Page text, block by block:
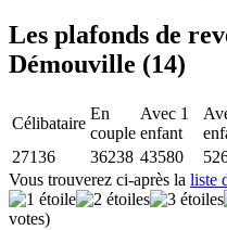
Les plafonds de
Démouville (14)
Célibataire
En
couple
Avec 1
enfant
27136
36238 43580
Vous trouverez ci-après la liste
votes)